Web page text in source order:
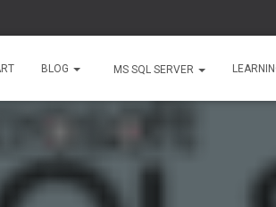
BLOG MS SQL SERVER